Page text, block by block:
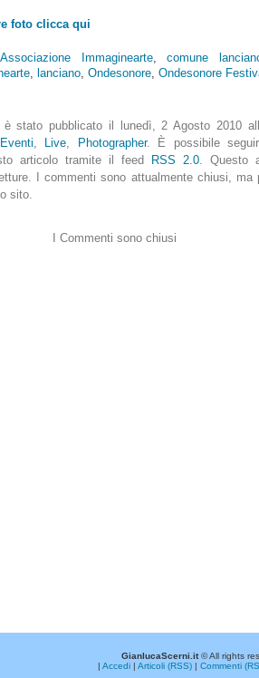
foto clicca qui
Associazione Immaginearte,comune
lanciano Ondesonore Ondesonore
è stato pubblicato il lunedì, 2 Agosto 2010
Eventi Live Photographer. È possibile
articolo tramite il feed RSS 2.0 . Questo
I commenti sono attualmente chiusi, ma
sito.
I Commenti sono chiusi
GianlucaScerni.it© All rights
| Accedi| Articoli (RSS)| Commenti